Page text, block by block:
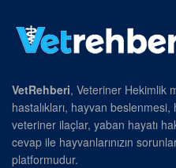
VetRehberi, Veteriner Hekimlik
hastalıkları, hayvan
veteriner ilaçlar, yaban hayatı
cevap ile hayvanlarınızın
platformudur.